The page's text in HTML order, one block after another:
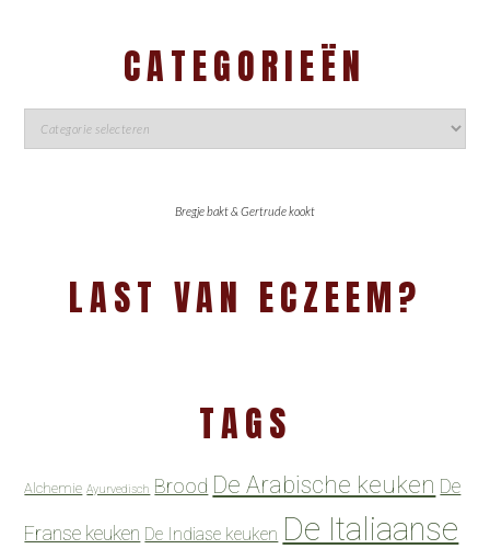
CATEGORIEËN
Bregje bakt & Gertrude kookt
LAST VAN ECZEEM?
TAGS
Alchemie Ayurvedisch Brood De Arabische keuken De
Franse keuken De Indiase keuken De Italiaanse